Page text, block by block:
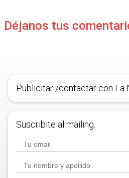
Déjanos tus
Publicitar /contactar con La
Suscribite al mailing.